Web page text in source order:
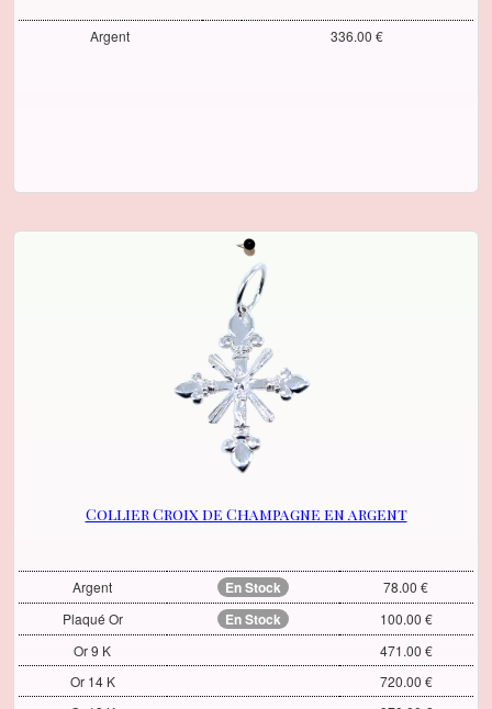
Argent 336.00 €
Collier Croix de Champagne en argent
Argent En Stock
78.00 €
Plaqué Or
En Stock
100.00 €
Or 9 K
471.00 €
Or 14 K
720.00 €